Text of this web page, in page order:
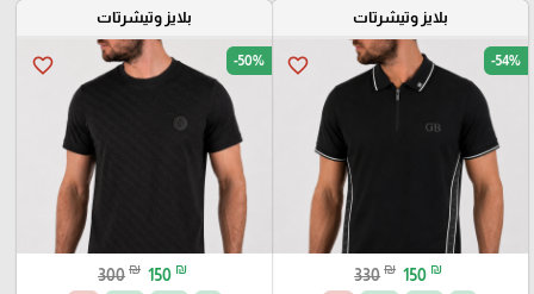
بلايز وتيشرتات
favorite_border -54%
330 ₪ 150 ₪
بلايز وتيشرتات
favorite_border -50%
300 ₪ 150 ₪